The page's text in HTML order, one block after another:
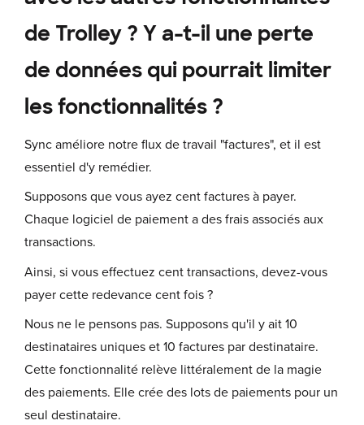
de Trolley ? Y a-t-il une perte
de données qui pourrait limiter
les fonctionnalités ?
Sync améliore notre flux de travail "factures", et il est
essentiel d'y remédier.
Supposons que vous ayez cent factures à payer.
Chaque logiciel de paiement a des frais associés aux
transactions.
Ainsi, si vous effectuez cent transactions, devez-vous
payer cette redevance cent fois ?
Nous ne le pensons pas. Supposons qu'il y ait 10
destinataires uniques et 10 factures par destinataire.
Cette fonctionnalité relève littéralement de la magie
des paiements. Elle crée des lots de paiements pour un
seul destinataire.